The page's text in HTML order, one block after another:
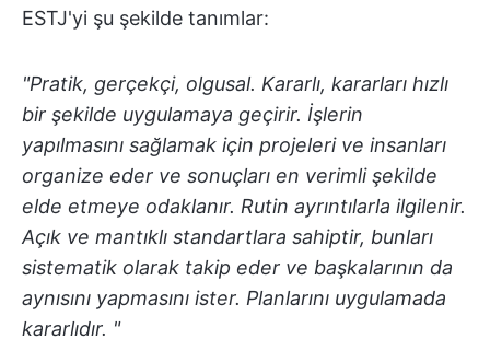
ESTJ'yi şu şekilde tanımlar:
"Pratik, gerçekçi, olgusal. Kararlı, kararları hızlı
bir şekilde uygulamaya geçirir. İşlerin
yapılmasını sağlamak için projeleri ve insanları
organize eder ve sonuçları en verimli şekilde
elde etmeye odaklanır. Rutin ayrıntılarla ilgilenir.
Açık ve mantıklı standartlara sahiptir, bunları
sistematik olarak takip eder ve başkalarının da
aynısını yapmasını ister. Planlarını uygulamada
kararlıdır. "